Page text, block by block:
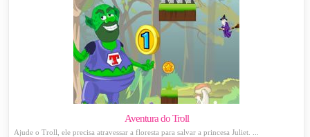
Aventura do Troll
Ajude o Troll, ele precisa atravessar a floresta para salvar a princesa Juliet. ...